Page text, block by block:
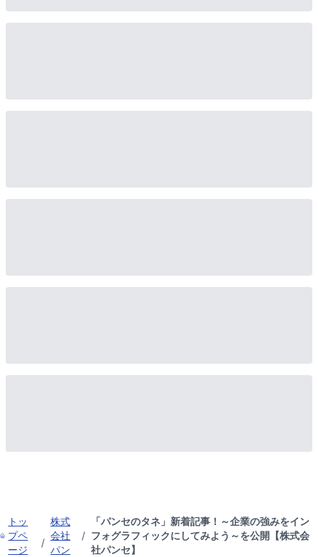
トッ
プペ
ージ
/
株式
会社
パン
/
「パンセのタネ」新着記事！～企業の強みをイン
フォグラフィックにしてみよう～を公開【株式会
社パンセ】